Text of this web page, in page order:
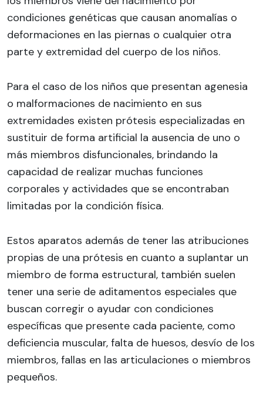
condiciones genéticas que causan anomalías o
deformaciones en las piernas o cualquier otra
parte y extremidad del cuerpo de los niños.
Para el caso de los niños que presentan agenesia
o malformaciones de nacimiento en sus
extremidades existen prótesis especializadas en
sustituir de forma artificial la ausencia de uno o
más miembros disfuncionales, brindando la
capacidad de realizar muchas funciones
corporales y actividades que se encontraban
limitadas por la condición física.
Estos aparatos además de tener las atribuciones
propias de una prótesis en cuanto a suplantar un
miembro de forma estructural, también suelen
tener una serie de aditamentos especiales que
buscan corregir o ayudar con condiciones
específicas que presente cada paciente, como
deficiencia muscular, falta de huesos, desvío de los
miembros, fallas en las articulaciones o miembros
pequeños.